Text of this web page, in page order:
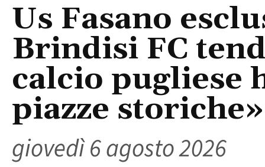
Us Fasano
Brindisi FC
calcio pugliese
piazze storiche»
giovedì 6 agosto 2026